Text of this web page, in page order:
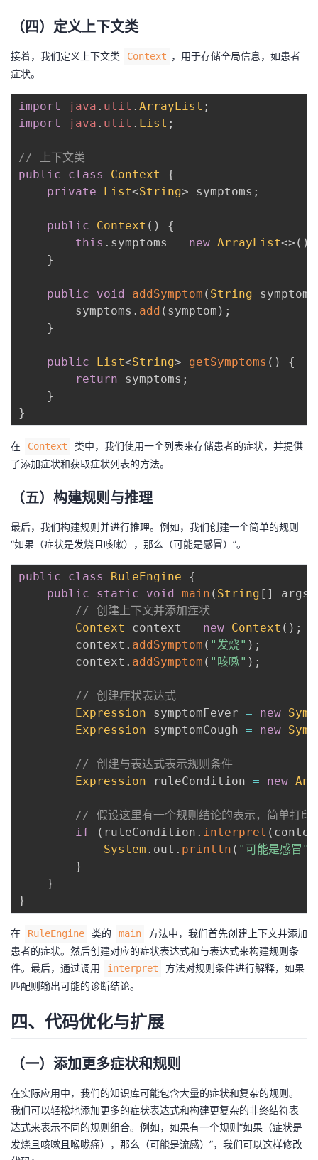
（四）定义上下文类
接着，我们定义上下文类 Context ，用于存储全局信息，如患者
症状。
import java . util . ArrayList ;
import
java . util . List ;
// 上下文类
public
class Context
{
private
List<String> symptoms ;
public Context ( )
{
this . symptoms = new ArrayList<> ( )
}
public void addSymptom ( String symptom
        symptoms
. add ( symptom ) ;
}
public List<String> getSymptoms ( )
{
return symptoms ;
}
}
在 Context
类中，我们使用一个列表来存储患者的症状，并提供
了添加症状和获取症状列表的方法。
（五）构建规则与推理
最后，我们构建规则并进行推理。例如，我们创建一个简单的规则
“如果（症状是发烧且咳嗽），那么（可能是感冒）”。
public class RuleEngine
{
public
static void main ( String [ ] args
// 创建上下文并添加症状
Context
context = new Context ( ) ;
        context
. addSymptom ( "发烧" ) ;
        context
. addSymptom ( "咳嗽" ) ;
// 创建症状表达式
Expression symptomFever = new
Expression symptomCough = new
// 创建与表达式表示规则条件
Expression ruleCondition = new
// 假设这里有一个规则结论的表示，简单打印
if
( ruleCondition . interpret (
System . out . println ( "可能是感冒"
}
}
}
在 RuleEngine 类的 main
方法中，我们首先创建上下文并添加
患者的症状。然后创建对应的症状表达式和与表达式来构建规则条
件。最后，通过调用
interpret
方法对规则条件进行解释，如果
匹配则输出可能的诊断结论。
四、代码优化与扩展
（一）添加更多症状和规则
在实际应用中，我们的知识库可能包含大量的症状和复杂的规则。
我们可以轻松地添加更多的症状表达式和构建更复杂的非终结符表
达式来表示不同的规则组合。例如，如果有一个规则“如果（症状是
发烧且咳嗽且喉咙痛），那么（可能是流感）”，我们可以这样修改